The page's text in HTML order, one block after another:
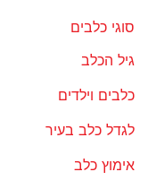
סוגי כלבים
גיל הכלב
כלבים וילדים
לגדל כלב בעיר
אימוץ כלב